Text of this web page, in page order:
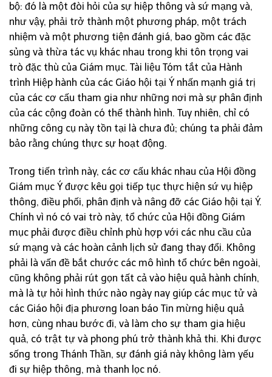
bộ: đó là một đòi hỏi của sự hiệp thông và sứ mạng và,
như vậy, phải trở thành một phương pháp, một trách
nhiệm và một phương tiện đánh giá, bao gồm các đặc
sủng và thừa tác vụ khác nhau trong khi tôn trọng vai
trò đặc thù của Giám mục. Tài liệu Tóm tắt của Hành
trình Hiệp hành của các Giáo hội tại Ý nhấn mạnh giá trị
của các cơ cấu tham gia như những nơi mà sự phân định
của các cộng đoàn có thể thành hình. Tuy nhiên, chỉ có
những công cụ này tồn tại là chưa đủ; chúng ta phải đảm
bảo rằng chúng thực sự hoạt động.
Trong tiến trình này, các cơ cấu khác nhau của Hội đồng
Giám mục Ý được kêu gọi tiếp tục thực hiện sứ vụ hiệp
thông, điều phối, phân định và nâng đỡ các Giáo hội tại Ý.
Chính vì nó có vai trò này, tổ chức của Hội đồng Giám
mục phải được điều chỉnh phù hợp với các nhu cầu của
sứ mạng và các hoàn cảnh lịch sử đang thay đổi. Không
phải là vấn đề bắt chước các mô hình tổ chức bên ngoài,
cũng không phải rút gọn tất cả vào hiệu quả hành chính,
mà là tự hỏi hình thức nào ngày nay giúp các mục tử và
các Giáo hội địa phương loan báo Tin mừng hiệu quả
hơn, cùng nhau bước đi, và làm cho sự tham gia hiệu
quả, có trật tự và phong phú trở thành khả thi. Khi được
sống trong Thánh Thần, sự đánh giá này không làm yếu
đi sự hiệp thông, mà thanh lọc nó.